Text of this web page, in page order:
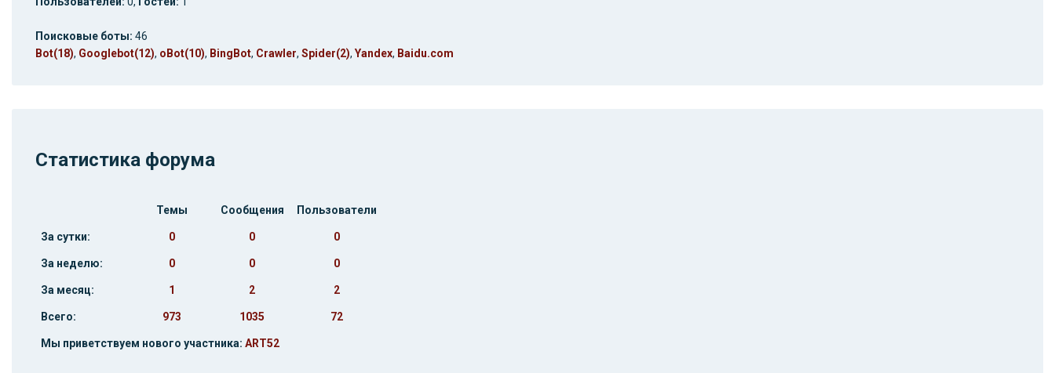
Поисковые боты: 46
Bot(18), Googlebot(12), oBot(10), BingBot, Crawler, Spider(2), Yandex, Baidu.com
Статистика форума
Темы Сообщения Пользователи
За сутки: 0 0 0
За неделю: 0 0 0
За месяц: 1 2 2
Всего: 973 1035 72
Мы приветствуем нового участника: ART52